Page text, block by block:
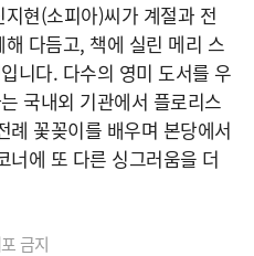
현(소피아)씨가 계절과 전
다듬고, 책에 실린 메리 스
니다. 다수의 영미 도서를 우
국내외 기관에서 플로리스
례 꽃꽂이를 배우며 본당에서
너에 또 다른 싱그러움을 더
금지